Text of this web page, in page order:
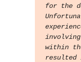
for the
within
resulted